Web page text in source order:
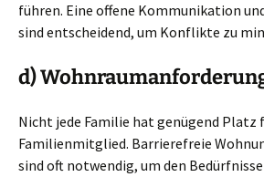
führen. Eine offene Kommunikation
sind entscheidend, um Konflikte zu
d)
Nicht jede Familie hat genügend Platz
Familienmitglied. Barrierefreie
sind oft notwendig, um den